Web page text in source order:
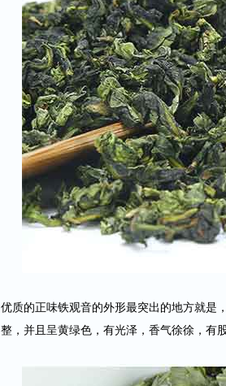
优质的正味铁观音的外形最突出的地方就是
整，并且呈黄绿色，有光泽，香气徐徐，有股